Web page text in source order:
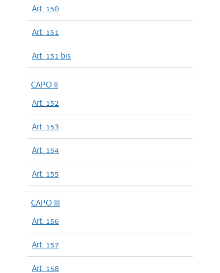
Art. 150
Art. 151
Art. 151 bis
CAPO II
Art. 152
Art. 153
Art. 154
Art. 155
CAPO III
Art. 156
Art. 157
Art. 158